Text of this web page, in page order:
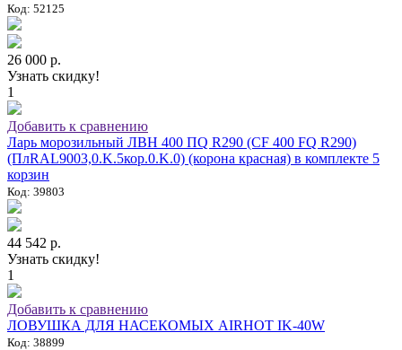
Код: 52125
26 000 р.
Узнать скидку!
1
Добавить к сравнению
Ларь морозильный ЛВН 400 ПQ R290 (СF 400 FQ R290)
(ПлRAL9003,0.K.5кор.0.K.0) (корона красная) в комплекте 5
корзин
Код: 39803
44 542 р.
Узнать скидку!
1
Добавить к сравнению
ЛОВУШКА ДЛЯ НАСЕКОМЫХ AIRHOT IK-40W
Код: 38899